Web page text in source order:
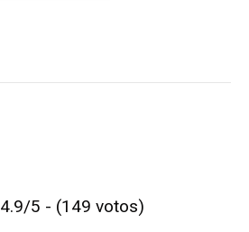
4.9/5 - (149 votos)